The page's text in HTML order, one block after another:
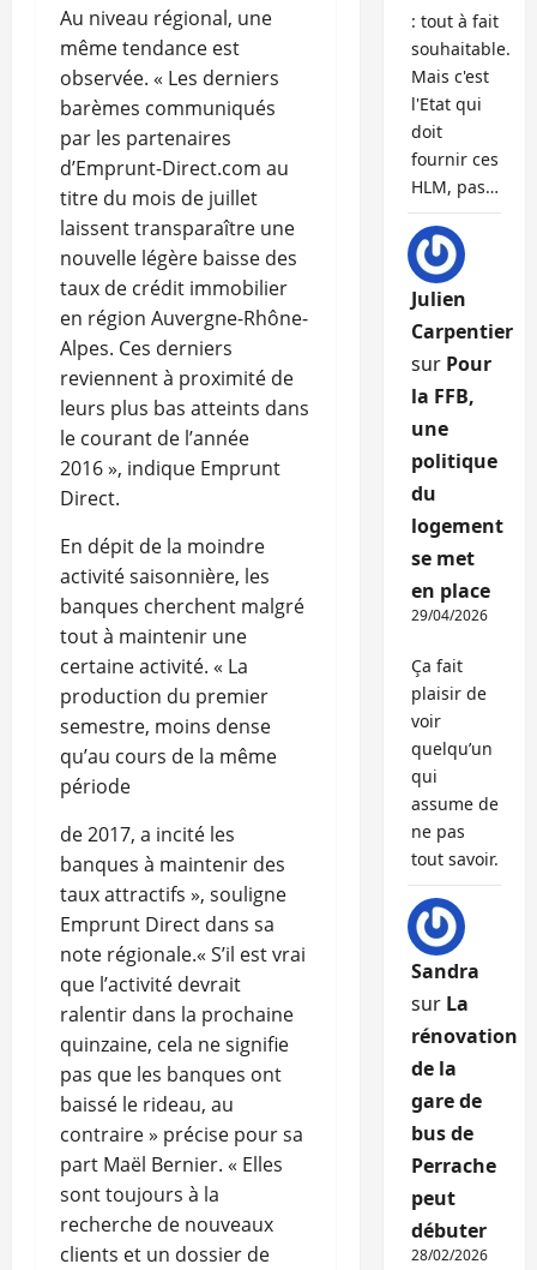
Au niveau régional, une
même tendance est
observée. « Les derniers
barèmes communiqués
par les partenaires
d’Emprunt-Direct.com au
titre du mois de juillet
laissent transparaître une
nouvelle légère baisse des
taux de crédit immobilier
en région Auvergne-Rhône-
Alpes. Ces derniers
reviennent à proximité de
leurs plus bas atteints dans
le courant de l’année
2016 », indique Emprunt
Direct.
En dépit de la moindre
activité saisonnière, les
banques cherchent malgré
tout à maintenir une
certaine activité. « La
production du premier
semestre, moins dense
qu’au cours de la même
période
de 2017, a incité les
banques à maintenir des
taux attractifs », souligne
Emprunt Direct dans sa
note régionale.« S’il est vrai
que l’activité devrait
ralentir dans la prochaine
quinzaine, cela ne signifie
pas que les banques ont
baissé le rideau, au
contraire » précise pour sa
part Maël Bernier. « Elles
sont toujours à la
recherche de nouveaux
clients et un dossier de
: tout à fait
souhaitable.
Mais c'est
l'Etat qui
doit
fournir ces
HLM, pas…
Julien
Carpentier
sur Pour
la FFB,
une
politique
du
logement
se met
en place
29/04/2026
Ça fait
plaisir de
voir
quelqu’un
qui
assume de
ne pas
tout savoir.
Sandra
sur La
rénovation
de la
gare de
bus de
Perrache
peut
débuter
28/02/2026